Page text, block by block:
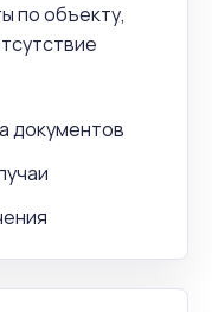
по объекту,
документов